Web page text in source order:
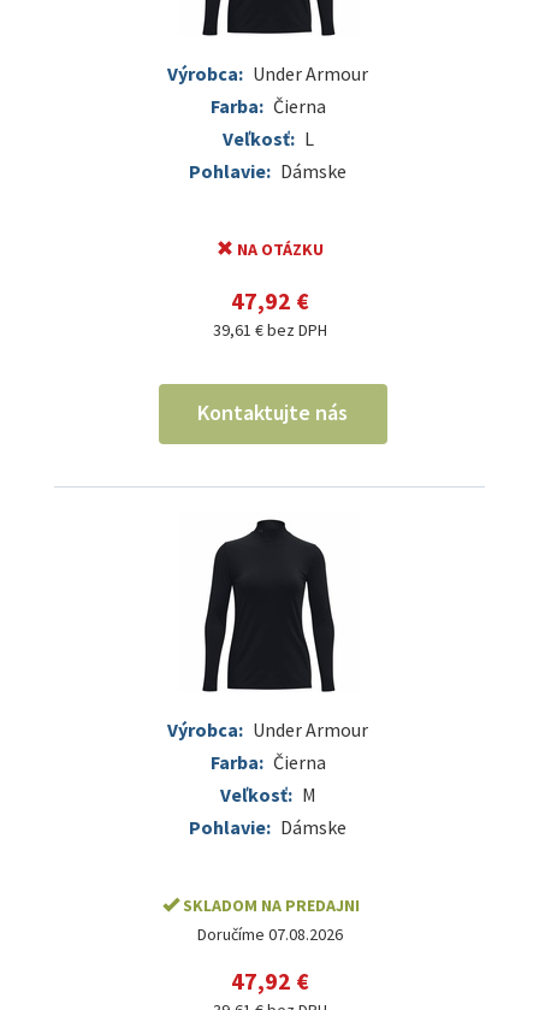
Výrobca: Under Armour
Farba: Čierna
Veľkosť: L
Pohlavie: Dámske
NA OTÁZKU
47,92 €
39,61 € bez DPH
Kontaktujte nás
Výrobca: Under Armour
Farba: Čierna
Veľkosť: M
Pohlavie: Dámske
SKLADOM NA PREDAJNI
Doručíme 07.08.2026
47,92 €